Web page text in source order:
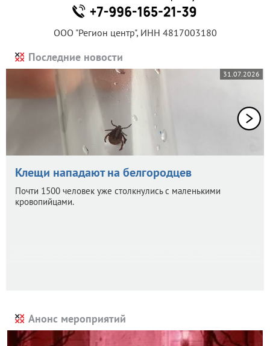
ООО "Регион центр", ИНН 4817003180
Последние новости
31.07.2026
Клещи нападают на белгородцев
Почти 1500 человек уже столкнулись с маленькими
кровопийцами.
Анонс мероприятий